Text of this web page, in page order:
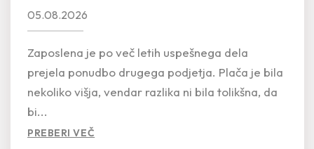
05.08.2026
Zaposlena je po več letih uspešnega dela
prejela ponudbo drugega podjetja. Plača je bila
nekoliko višja, vendar razlika ni bila tolikšna, da
bi...
PREBERI VEČ